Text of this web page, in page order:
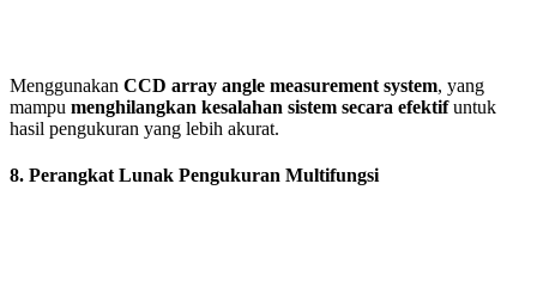
Menggunakan CCD array angle measurement system, yang
mampu menghilangkan kesalahan sistem secara efektifuntuk
hasil pengukuran yang lebih akurat.
8. Perangkat Lunak Pengukuran Multifungsi